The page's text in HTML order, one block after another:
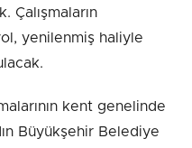
Çalışmaların
yenilenmiş haliyle
kent genelinde
Büyükşehir Belediye